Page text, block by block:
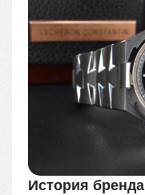
История